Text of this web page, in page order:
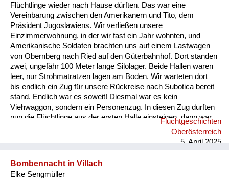
Flüchtlinge wieder nach Hause dürften. Das war eine
Vereinbarung zwischen den Amerikanern und Tito, dem
Präsident Jugoslawiens. Wir verließen unsere
Einzimmerwohnung, in der wir fast ein Jahr wohnten, und
Amerikanische Soldaten brachten uns auf einem Lastwagen
von Obernberg nach Ried auf den Güterbahnhof. Dort standen
zwei, ungefähr 100 Meter lange Silolager. Beide Hallen waren
leer, nur Strohmatratzen lagen am Boden. Wir warteten dort
bis endlich ein Zug für unsere Rückreise nach Subotica bereit
stand. Endlich war es soweit! Diesmal war es kein
Viehwaggon, sondern ein Personenzug. In diesen Zug durften
nun die Flüchtlinge aus der ersten Halle einsteigen, dann war
der Zug voll. Wir waren traurig und sahen uns sehr Leid, noch
nicht in unsere Heimat zurückzukehren und noch länger zu
großes Glück für uns war. Die Mutter mit den zwei Kindern
aus unserem Nachbar...
Fluchtgeschichten
Oberösterreich
5. April 2025
Bombennacht in Villach
Elke Sengmüller